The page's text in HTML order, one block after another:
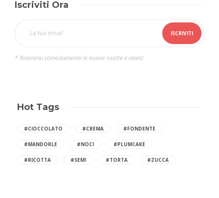
Iscriviti Ora
* Riceverai comodamente le nuove ricette e news!
Hot Tags
#CIOCCOLATO #CREMA #FONDENTE
#MANDORLE #NOCI #PLUMCAKE
#RICOTTA #SEMI #TORTA #ZUCCA